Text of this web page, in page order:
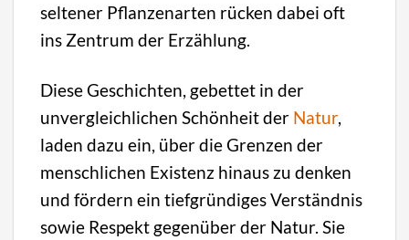
seltener Pflanzenarten rücken dabei oft
ins Zentrum der Erzählung.
Diese Geschichten, gebettet in der
unvergleichlichen Schönheit der Natur,
laden dazu ein, über die Grenzen der
menschlichen Existenz hinaus zu denken
und fördern ein tiefgründiges Verständnis
sowie Respekt gegenüber der Natur. Sie